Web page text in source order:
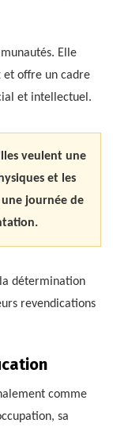
Elle
et offre un cadre
et intellectuel.
veulent une
et les
journée de
détermination
revendications
comme
sa